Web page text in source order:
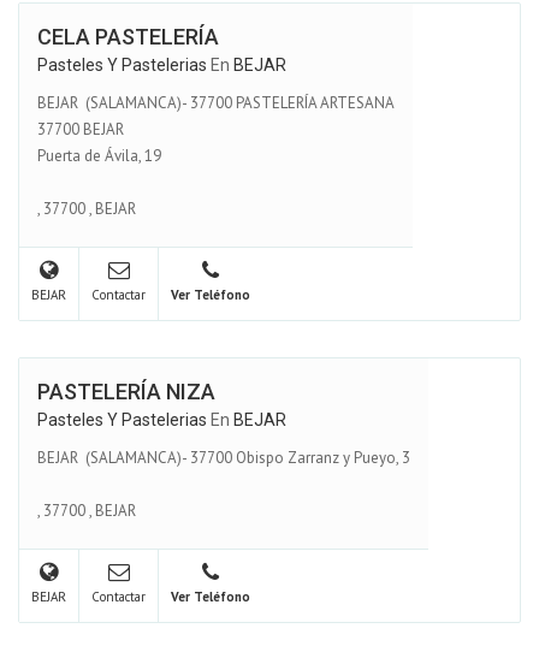
CELA PASTELERÍA
Pasteles Y Pastelerias En BEJAR
BEJAR (SALAMANCA)- 37700 PASTELERÍA ARTESANA
37700 BEJAR
Puerta de Ávila, 19
, 37700, BEJAR
BEJAR Contactar Ver Teléfono
PASTELERÍA NIZA
Pasteles Y Pastelerias En BEJAR
BEJAR (SALAMANCA)- 37700 Obispo Zarranz y Pueyo, 3
, 37700, BEJAR
BEJAR Contactar Ver Teléfono